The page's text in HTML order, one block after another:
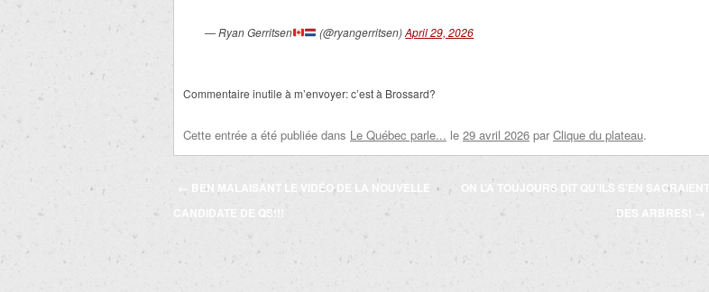
— Ryan Gerritsen (@ryangerritsen)April 29, 2026
Commentaire inutile à m’envoyer: c’est à Brossard?
Cette entrée a été publiée dans Le Québec parle... le 29 avril 2026 par Clique du plateau.
Navigation
des
← BEN MALAISANT LE VIDÉO DE LA NOUVELLE
CANDIDATE DE QS!!!
ON L’A TOUJOURS DIT QU’ILS S’EN SACRAIENT
DES ARBRES!
→